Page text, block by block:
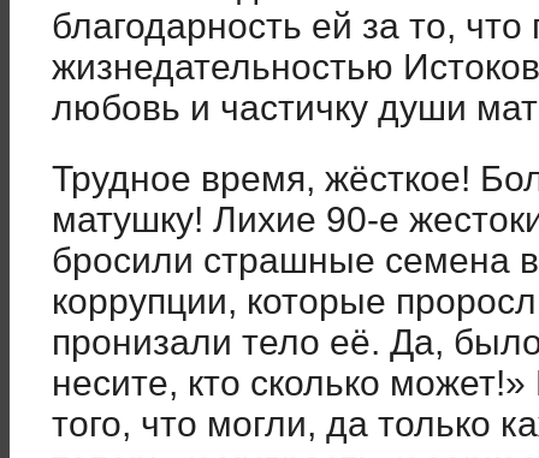
благодарность ей за то,
жизнедательностью
любовь и частичку души
Трудное время, жёсткое!
матушку! Лихие 90-е
бросили страшные семена
коррупции, которые
пронизали тело её. Да,
несите, кто сколько
того, что могли, да только